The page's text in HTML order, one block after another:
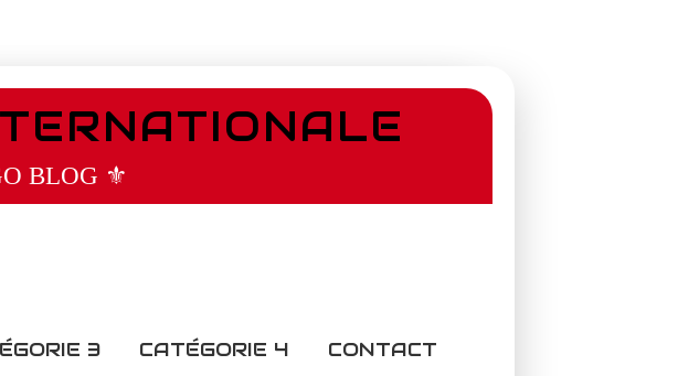
BLOG ⚜️
3 CATÉGORIE 4 CONTACT